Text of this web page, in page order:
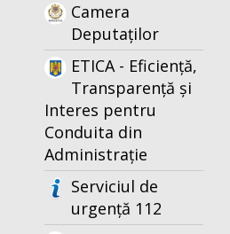
Camera
Deputaților
ETICA - Eficiență,
Transparență și
Interes pentru
Conduita din
Administrație
Serviciul de
urgență 112